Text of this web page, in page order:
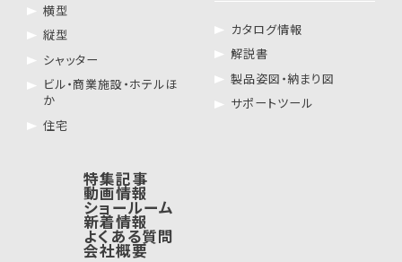
横型
縦型
シャッター
ビル・商業施設・ホテルほ
か
住宅
カタログ情報
解説書
製品姿図・納まり図
サポートツール
特集記事
動画情報
ショールーム
新着情報
よくある質問
会社概要